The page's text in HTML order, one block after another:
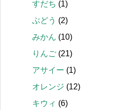
すだち (1)
ぶどう (2)
みかん (10)
りんご (21)
アサイー (1)
オレンジ (12)
キウィ (6)